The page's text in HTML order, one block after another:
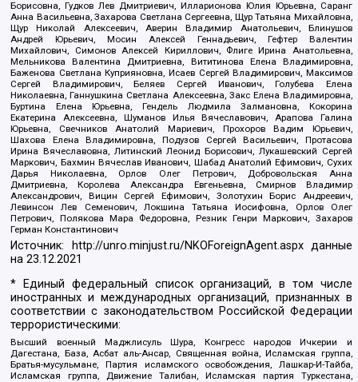
Борисовна, Гудков Лев Дмитриевич, Илларионова Юлия Юрьевна, Саранг
Анна Васильевна, Захарова Светлана Сергеевна, Щур Татьяна Михайловна,
Щур Николай Алексеевич, Аверин Владимир Анатольевич, Блинушов
Андрей Юрьевич, Мосин Алексей Геннадьевич, Гефтер Валентин
Михайлович, Симонов Алексей Кириллович, Флиге Ирина Анатольевна,
Мельникова Валентина Дмитриевна, Вититинова Елена Владимировна,
Баженова Светлана Куприяновна, Исаев Сергей Владимирович, Максимов
Сергей Владимирович, Беляев Сергей Иванович, Голубева Елена
Николаевна, Ганнушкина Светлана Алексеевна, Закс Елена Владимировна,
Буртина Елена Юрьевна, Гендель Людмила Залмановна, Кокорина
Екатерина Алексеевна, Шуманов Илья Вячеславович, Арапова Галина
Юрьевна, Свечников Анатолий Мариевич, Прохоров Вадим Юрьевич,
Шахова Елена Владимировна, Подузов Сергей Васильевич, Протасова
Ирина Вячеславовна, Литинский Леонид Борисович, Лукашевский Сергей
Маркович, Бахмин Вячеслав Иванович, Шабад Анатолий Ефимович, Сухих
Дарья Николаевна, Орлов Олег Петрович, Добровольская Анна
Дмитриевна, Королева Александра Евгеньевна, Смирнов Владимир
Александрович, Вицин Сергей Ефимович, Золотухин Борис Андреевич,
Левинсон Лев Семенович, Локшина Татьяна Иосифовна, Орлов Олег
Петрович, Полякова Мара Федоровна, Резник Генри Маркович, Захаров
Герман Константинович
Источник: http://unro.minjust.ru/NKOForeignAgent.aspxданные
на23.12.2021
* Единый федеральный список организаций, в том числе
иностранных и международных организаций, признанных в
соответствии с законодательством Российской Федерации
террористическими:
Высший военный Маджлисуль Шура, Конгресс народов Ичкерии и
Дагестана, База, Асбат аль-Ансар, Священная война, Исламская группа,
Братья-мусульмане, Партия исламского освобождения, Лашкар-И-Тайба,
Исламская группа, Движение Талибан, Исламская партия Туркестана,